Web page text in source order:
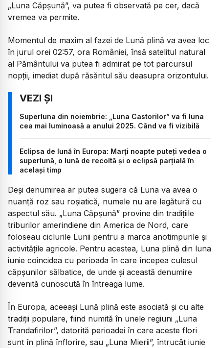
„Luna Căpșună”, va putea fi observată pe cer, dacă
vremea va permite.
Momentul de maxim al fazei de Lună plină va avea loc
în jurul orei 02:57, ora României, însă satelitul natural
al Pământului va putea fi admirat pe tot parcursul
nopții, imediat după răsăritul său deasupra orizontului.
Superluna din noiembrie: „Luna Castorilor” va fi luna
cea mai luminoasă a anului 2025. Când va fi vizibilă
Eclipsa de lună în Europa: Marți noapte puteți vedea o
superlună, o lună de recoltă și o eclipsă parțială în
același timp
Deși denumirea ar putea sugera că Luna va avea o
nuanță roz sau roșiatică, numele nu are legătură cu
aspectul său. „Luna Căpșună” provine din tradițiile
triburilor amerindiene din America de Nord, care
foloseau ciclurile Lunii pentru a marca anotimpurile și
activitățile agricole. Pentru acestea, Luna plină din luna
iunie coincidea cu perioada în care începea culesul
căpșunilor sălbatice, de unde și această denumire
devenită cunoscută în întreaga lume.
În Europa, aceeași Lună plină este asociată și cu alte
tradiții populare, fiind numită în unele regiuni „Luna
Trandafirilor”, datorită perioadei în care aceste flori
sunt în plină înflorire, sau „Luna Mierii”, întrucât iunie